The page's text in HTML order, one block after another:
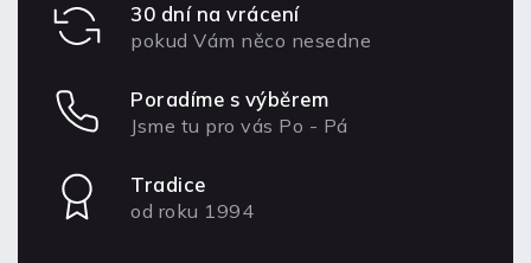
30 dní na vrácení
pokud Vám něco nesedne
Poradíme s výběrem
Jsme tu pro vás Po - Pá
Tradice
od roku 1994